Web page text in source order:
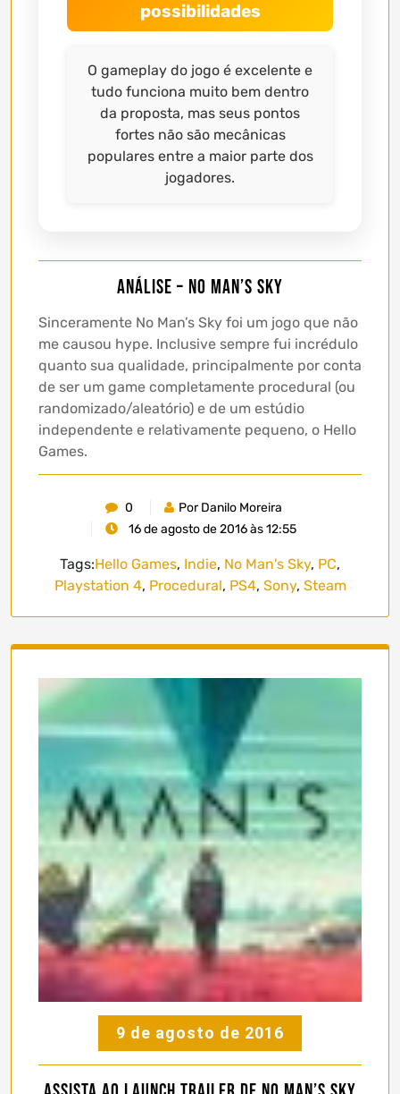
possibilidades
O gameplay do jogo é excelente e
tudo funciona muito bem dentro
da proposta, mas seus pontos
fortes não são mecânicas
populares entre a maior parte dos
jogadores.
Análise – No Man’s Sky
Sinceramente No Man’s Sky foi um jogo que não
me causou hype. Inclusive sempre fui incrédulo
quanto sua qualidade, principalmente por conta
de ser um game completamente procedural (ou
randomizado/aleatório) e de um estúdio
independente e relativamente pequeno, o Hello
Games.
0
Por Danilo Moreira
16 de agosto de 2016 às 12:55
Tags:Hello Games, Indie, No Man's Sky, PC,
Playstation 4, Procedural, PS4, Sony, Steam
9 de agosto de 2016